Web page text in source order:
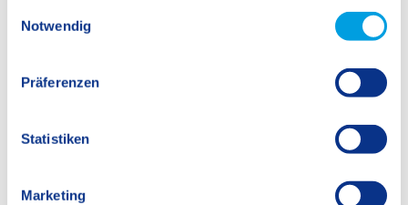
Notwendig
Präferenzen
Statistiken
Marketing